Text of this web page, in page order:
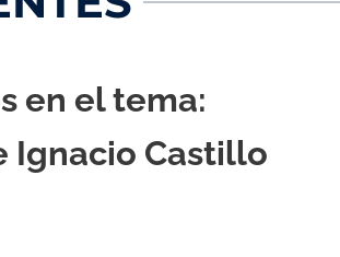
en el tema:
Ignacio Castillo